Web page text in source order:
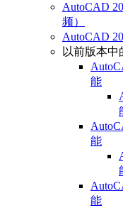
AutoCAD
频）
AutoCAD
以前版本中
能
能
能